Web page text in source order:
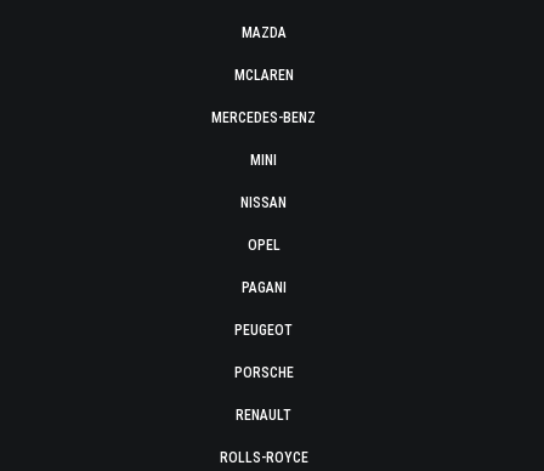
MAZDA
MCLAREN
MERCEDES-BENZ
MINI
NISSAN
OPEL
PAGANI
PEUGEOT
PORSCHE
RENAULT
ROLLS-ROYCE